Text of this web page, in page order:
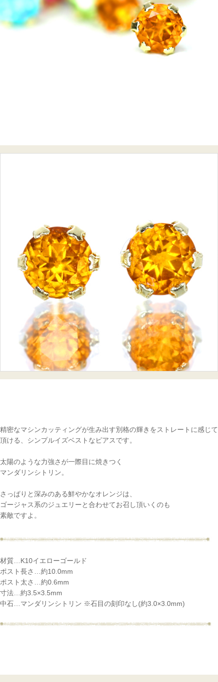
精密なマシンカッティングが生み出す別格の輝きをストレートに感じて
頂ける、シンプルイズベストなピアスです。
太陽のような力強さが一際目に焼きつく
マンダリンシトリン。
さっぱりと深みのある鮮やかなオレンジは、
ゴージャス系のジュエリーと合わせてお召し頂いくのも
素敵ですよ。
材質…K10イエローゴールド
ポスト長さ…約10.0mm
ポスト太さ…約0.6mm
寸法…約3.5×3.5mm
中石…マンダリンシトリン ※石目の刻印なし(約3.0×3.0mm)